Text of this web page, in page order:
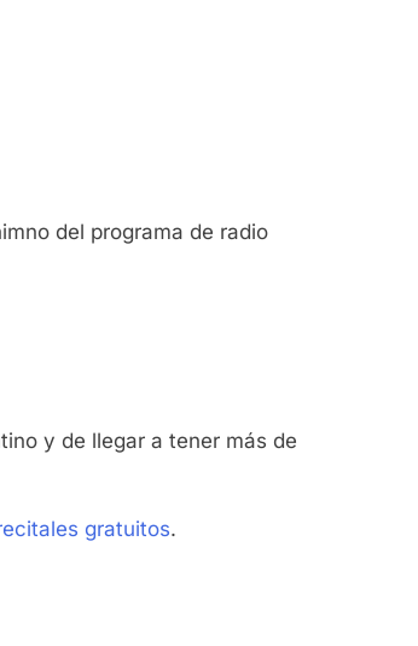
del programa de radio
y de llegar a tener más de
gratuitos.